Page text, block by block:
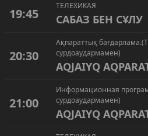
19:45
ТЕЛЕХИКАЯ
САБАЗ БЕН СҰЛУ
20:30
Ақпараттық
сурдоаудармамен)
AQJAIYQ
21:00
Информационная
сурдоаудармамен)
AQJAIYQ